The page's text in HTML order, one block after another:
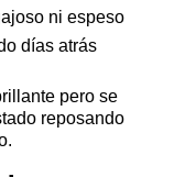
ni espeso
días atrás
pero se
reposando